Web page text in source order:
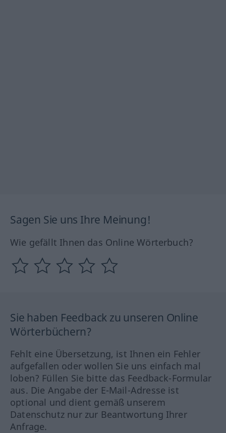
Sagen Sie uns Ihre Meinung!
Wie gefällt Ihnen das Online Wörterbuch?
Sie haben Feedback zu unseren Online
Wörterbüchern?
Fehlt eine Übersetzung, ist Ihnen ein Fehler
aufgefallen oder wollen Sie uns einfach mal
loben? Füllen Sie bitte das Feedback-Formular
aus. Die Angabe der E-Mail-Adresse ist
optional und dient gemäß unserem
Datenschutz nur zur Beantwortung Ihrer
Anfrage.